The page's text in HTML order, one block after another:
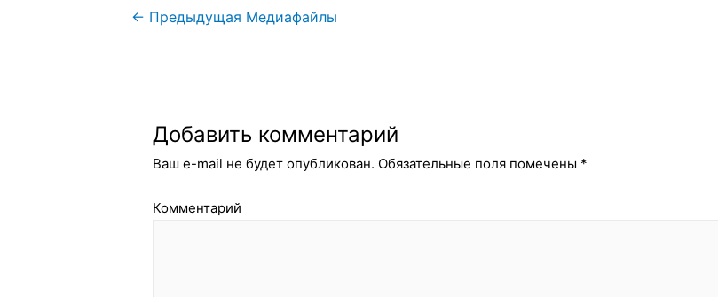
Навигация
записям
← Предыдущая Медиафайлы
Добавить комментарий
Ваш e-mail не будет опубликован. Обязательные поля помечены *
Комментарий